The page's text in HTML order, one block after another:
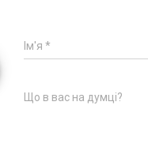
Ім'я *
Що в вас на думці?